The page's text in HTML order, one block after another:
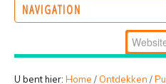
NAVIGATION
Zoek
zoeken...
U bent hier: Home / Ontdekken /